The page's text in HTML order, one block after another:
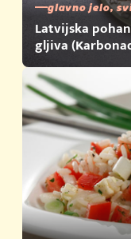
glavno jelo,
Latvijska
gljiva